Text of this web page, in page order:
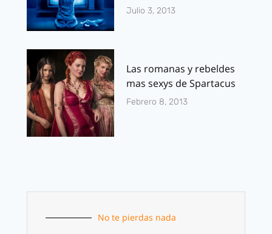
Julio 3, 2013
Las romanas y rebeldes
mas sexys de Spartacus
Febrero 8, 2013
No te pierdas nada